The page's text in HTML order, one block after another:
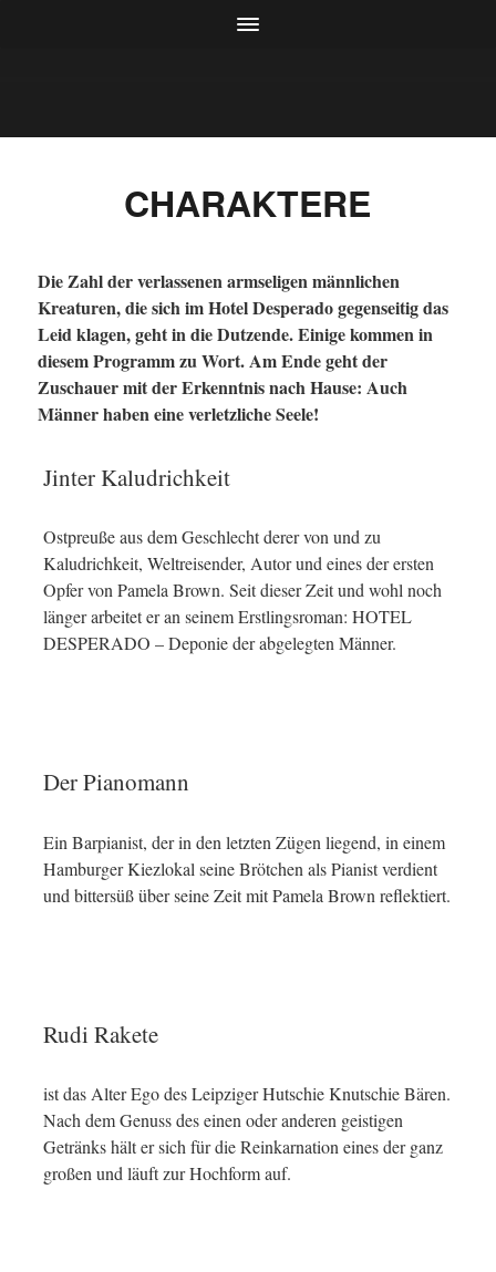
CHARAKTERE
Die Zahl der verlassenen armseligen männlichen
Kreaturen, die sich im Hotel Desperado gegenseitig das
Leid klagen, geht in die Dutzende. Einige kommen in
diesem Programm zu Wort. Am Ende geht der
Zuschauer mit der Erkenntnis nach Hause: Auch
Männer haben eine verletzliche Seele!
Jinter Kaludrichkeit
Ostpreuße aus dem Geschlecht derer von und zu
Kaludrichkeit, Weltreisender, Autor und eines der ersten
Opfer von Pamela Brown. Seit dieser Zeit und wohl noch
länger arbeitet er an seinem Erstlingsroman: HOTEL
DESPERADO – Deponie der abgelegten Männer.
Der Pianomann
Ein Barpianist, der in den letzten Zügen liegend, in einem
Hamburger Kiezlokal seine Brötchen als Pianist verdient
und bittersüß über seine Zeit mit Pamela Brown reflektiert.
Rudi Rakete
ist das Alter Ego des Leipziger Hutschie Knutschie Bären.
Nach dem Genuss des einen oder anderen geistigen
Getränks hält er sich für die Reinkarnation eines der ganz
großen und läuft zur Hochform auf.